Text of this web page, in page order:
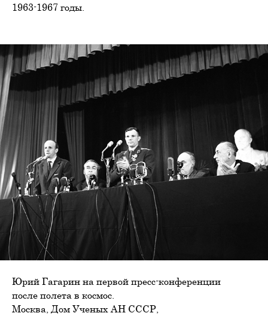
1963-1967 годы.
Юрий Гагарин на первой пресс-конференции
после полета в космос.
Москва, Дом Ученых АН СССР,